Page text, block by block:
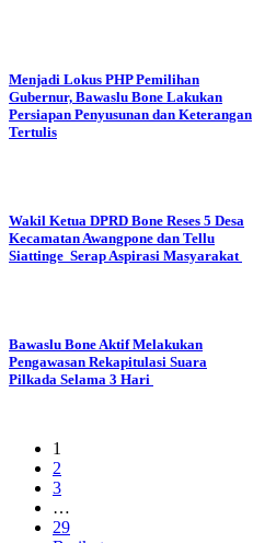
Menjadi Lokus PHP Pemilihan
Gubernur, Bawaslu Bone Lakukan
Persiapan Penyusunan dan Keterangan
Tertulis
Wakil Ketua DPRD Bone Reses 5 Desa
Kecamatan Awangpone dan Tellu
Siattinge Serap Aspirasi Masyarakat
Bawaslu Bone Aktif Melakukan
Pengawasan Rekapitulasi Suara
Pilkada Selama 3 Hari
1
2
3
…
29